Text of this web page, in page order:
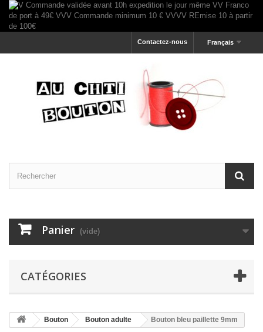
Français
Contactez-nous
Panier (vide)
CATÉGORIES
Bouton Bouton adulte Bouton bleu paillette 9mm